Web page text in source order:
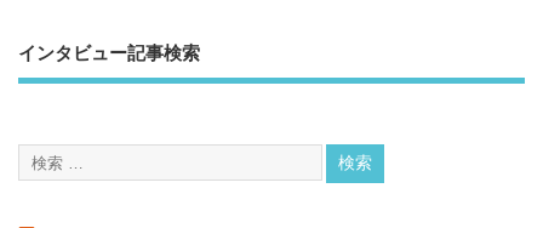
インタビュー記事検索